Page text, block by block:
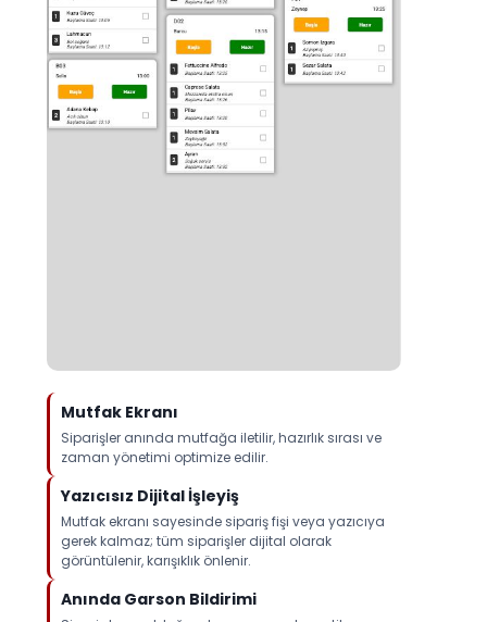
Mutfak Ekranı
Siparişler anında mutfağa iletilir, hazırlık sırası ve
zaman yönetimi optimize edilir.
Yazıcısız Dijital İşleyiş
Mutfak ekranı sayesinde sipariş fişi veya yazıcıya
gerek kalmaz; tüm siparişler dijital olarak
görüntülenir, karışıklık önlenir.
Anında Garson Bildirimi